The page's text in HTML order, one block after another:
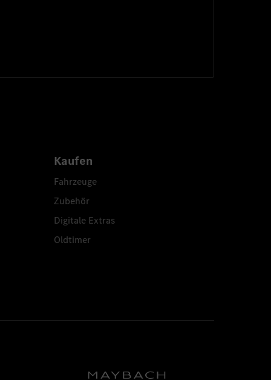
Kaufen
Fahrzeuge
Zubehör
Digitale Extras
Oldtimer